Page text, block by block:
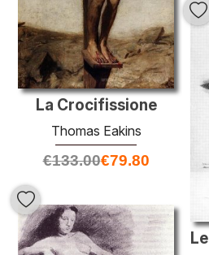
La Crocifissione
Thomas Eakins
€133.00€79.80